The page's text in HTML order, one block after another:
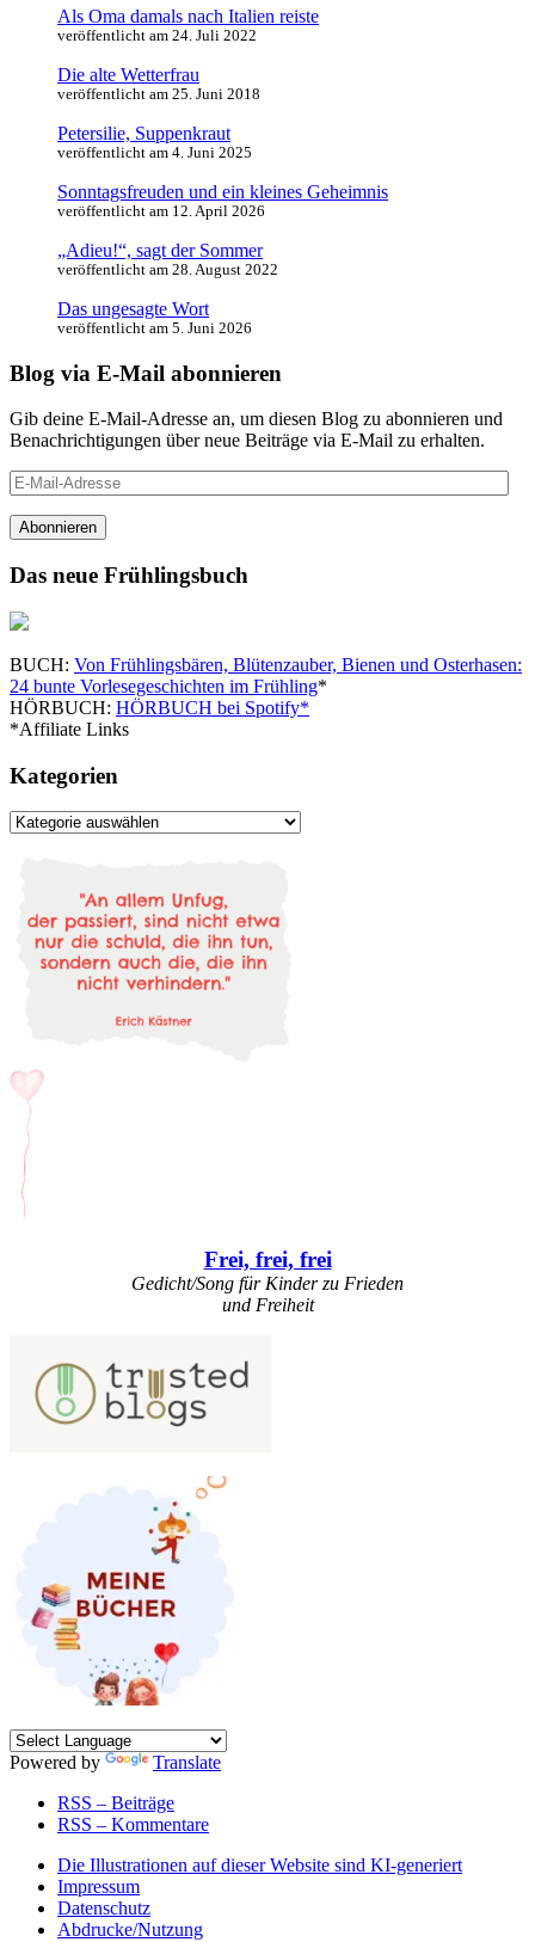
Als Oma damals nach Italien reiste
veröffentlicht am 24. Juli 2022
Die alte Wetterfrau
veröffentlicht am 25. Juni 2018
Petersilie, Suppenkraut
veröffentlicht am 4. Juni 2025
Sonntagsfreuden und ein kleines Geheimnis
veröffentlicht am 12. April 2026
„Adieu!“, sagt der Sommer
veröffentlicht am 28. August 2022
Das ungesagte Wort
veröffentlicht am 5. Juni 2026
Blog via E-Mail abonnieren
Gib deine E-Mail-Adresse an, um diesen Blog zu abonnieren und
Benachrichtigungen über neue Beiträge via E-Mail zu erhalten.
E-
Mail-
Adresse
Abonnieren
Das neue Frühlingsbuch
BUCH: Von Frühlingsbären, Blütenzauber, Bienen und Osterhasen:
24 bunte Vorlesegeschichten im Frühling*
HÖRBUCH: HÖRBUCH bei Spotify*
*Affiliate Links
Kategorien
Kategorien
Frei, frei, frei
Gedicht/Song für Kinder zu Frieden
und Freiheit
Powered by
Translate
RSS – Beiträge
RSS – Kommentare
Die Illustrationen auf dieser Website sind KI-generiert
Impressum
Datenschutz
Abdrucke/Nutzung